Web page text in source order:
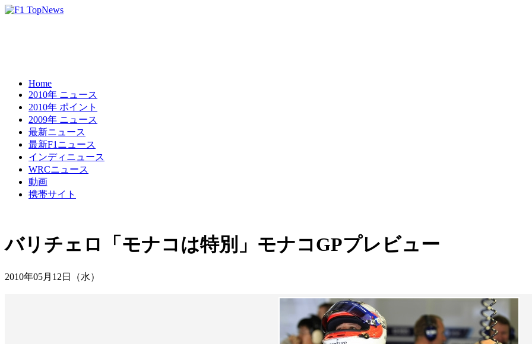
Home
2010年 ニュース
2010年 ポイント
2009年 ニュース
最新ニュース
最新F1ニュース
インディニュース
WRCニュース
動画
携帯サイト
バリチェロ「モナコは特別」モナコGPプレビュー
2010年05月12日（水）